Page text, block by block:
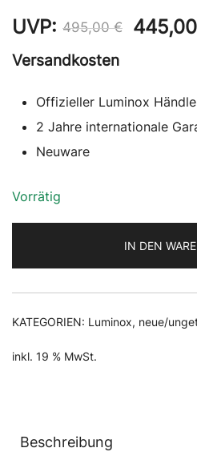
UVP: 495,00€ 445,00
Versandkosten
Offizieller Luminox
2 Jahre internationale
Neuware
Vorrätig
IN DEN
KATEGORIEN: Luminox, neue/
inkl. 19 % MwSt.
Beschreibung